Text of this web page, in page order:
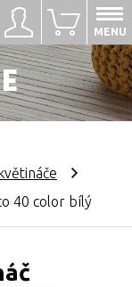
Přihlásit se
0
MENU
Hledat
40 color bílý